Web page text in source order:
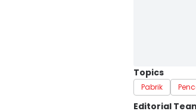
Topics
Pabrik
Editorial